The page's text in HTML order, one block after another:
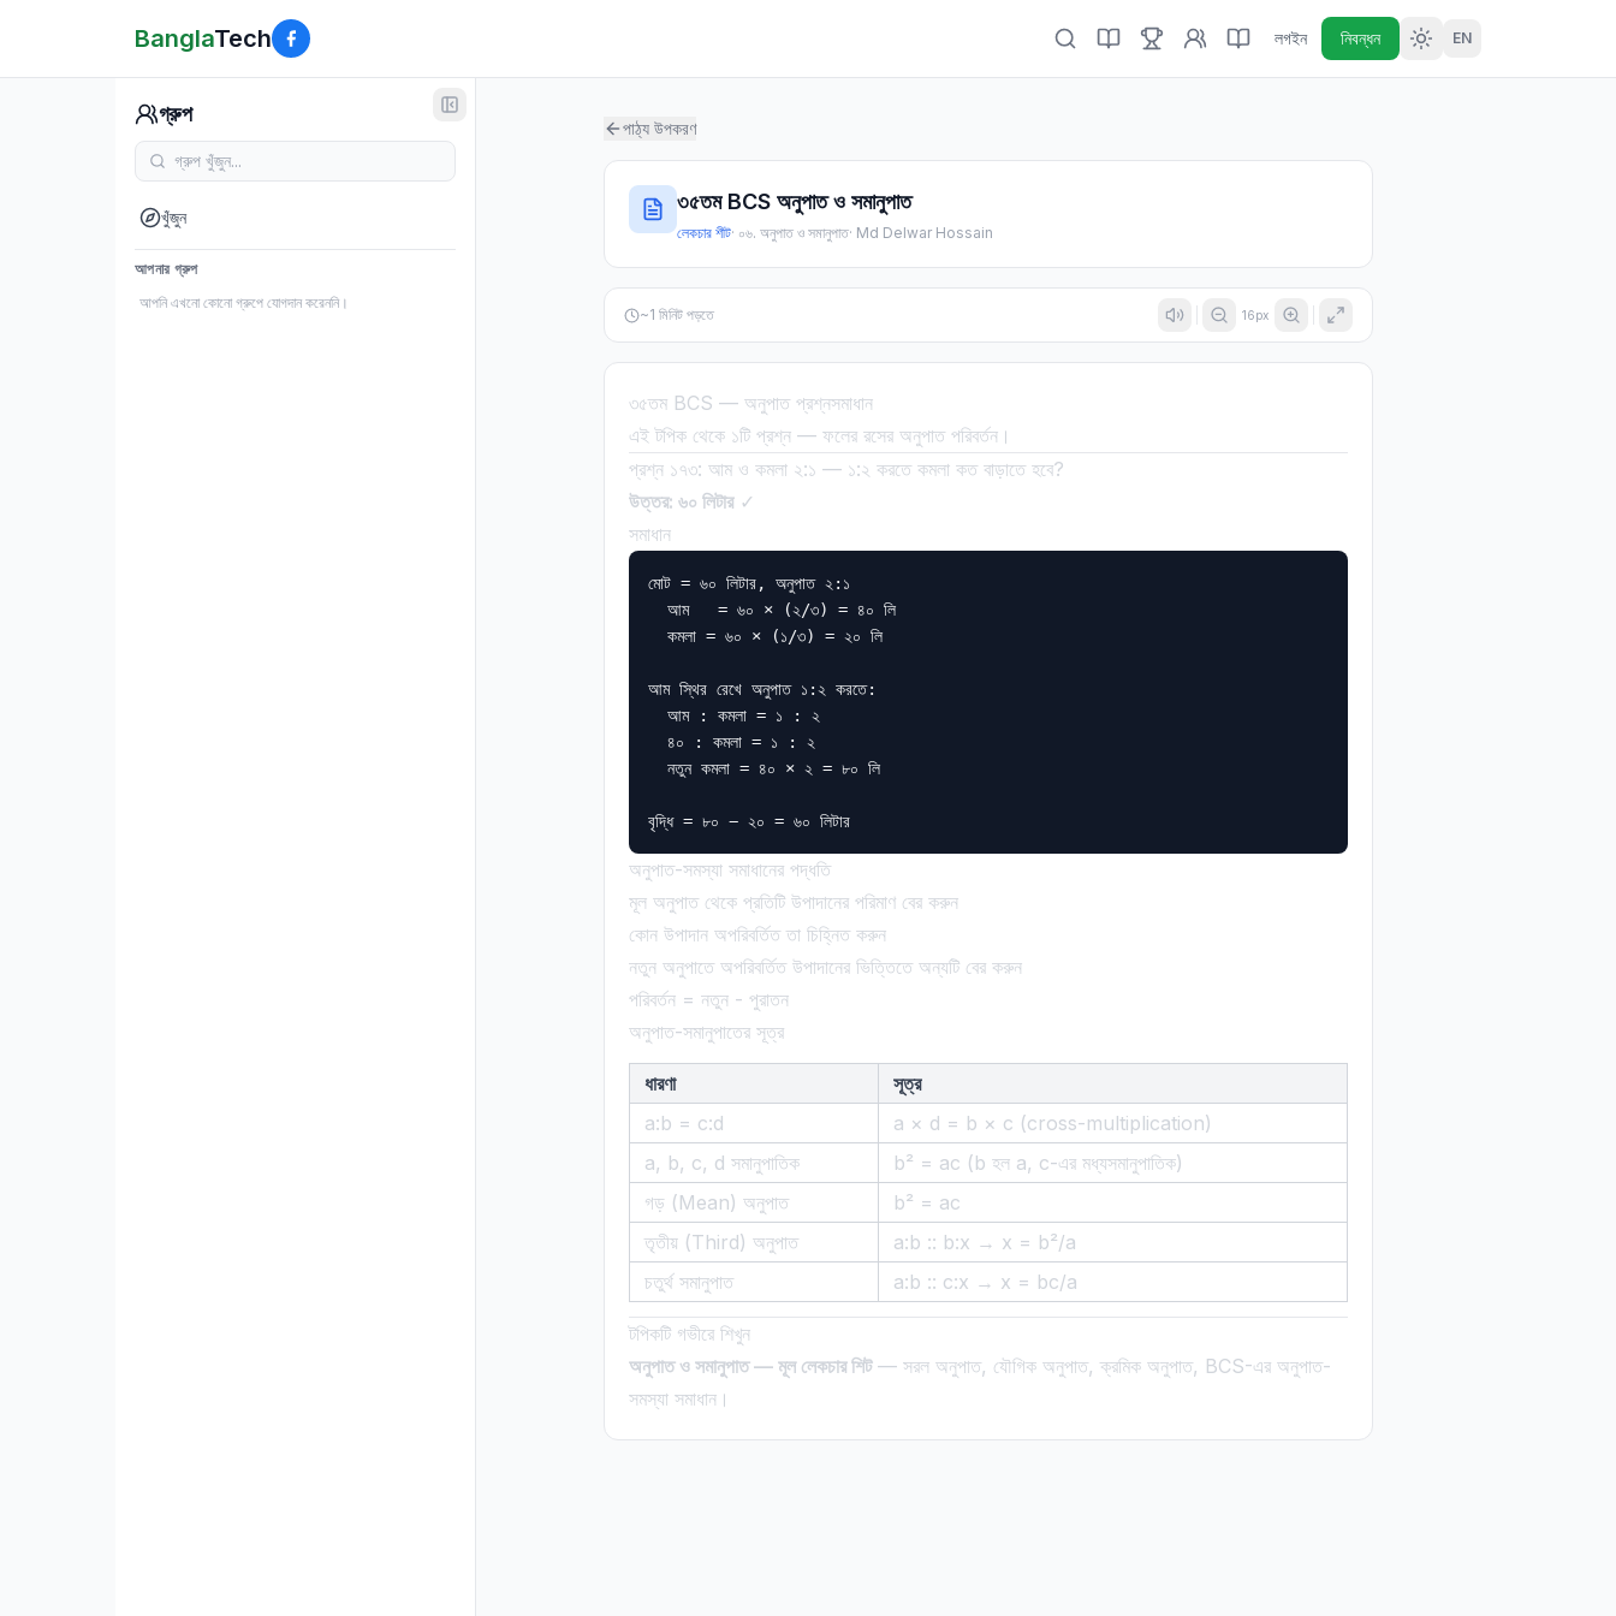
BanglaTech লগইন নিবন্ধন EN
গ্রুপ
খুঁজুন
আপনার গ্রুপ
আপনি এখনো কোনো গ্রুপে যোগদান করেননি।
পাঠ্য উপকরণ
৩৫তম BCS অনুপাত ও সমানুপাত
লেকচার শীট· ০৬. অনুপাত ও সমানুপাত· Md Delwar Hossain
~1 মিনিট পড়তে 16px
৩৫তম BCS — অনুপাত প্রশ্নসমাধান
এই টপিক থেকে ১টি প্রশ্ন — ফলের রসের অনুপাত পরিবর্তন।
প্রশ্ন ১৭৩: আম ও কমলা ২:১ — ১:২ করতে কমলা কত বাড়াতে হবে?
উত্তর: ৬০ লিটার✓
সমাধান
মোট = ৬০ লিটার, অনুপাত ২:১
  আম   = ৬০ × (২/৩) = ৪০ লি
  কমলা = ৬০ × (১/৩) = ২০ লি
আম স্থির রেখে অনুপাত ১:২ করতে:
  আম : কমলা = ১ : ২
  ৪০ : কমলা = ১ : ২
  নতুন কমলা = ৪০ × ২ = ৮০ লি
অনুপাত-সমস্যা সমাধানের পদ্ধতি
মূল অনুপাত থেকে প্রতিটি উপাদানের পরিমাণ বের করুন
কোন উপাদান অপরিবর্তিত তা চিহ্নিত করুন
নতুন অনুপাতে অপরিবর্তিত উপাদানের ভিত্তিতে অন্যটি বের করুন
পরিবর্তন = নতুন - পুরাতন
অনুপাত-সমানুপাতের সূত্র
ধারণা
সূত্র
a:b = c:d
a × d = b × c (cross-multiplication)
a, b, c, d সমানুপাতিক
b² = ac (b হল a, c-এর মধ্যসমানুপাতিক)
গড় (Mean) অনুপাত
b² = ac
তৃতীয় (Third) অনুপাত
a:b :: b:x → x = b²/a
চতুর্থ সমানুপাত
a:b :: c:x → x = bc/a
টপিকটি গভীরে শিখুন
অনুপাত ও সমানুপাত — মূল লেকচার শিট— সরল অনুপাত, যৌগিক অনুপাত, ক্রমিক অনুপাত, BCS-এর অনুপাত-
সমস্যা সমাধান।